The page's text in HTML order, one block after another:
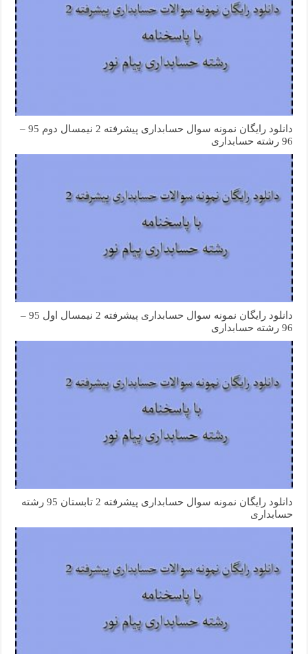
دانلود رایگان نمونه سوال حسابداری پیشرفته 2 نیمسال دوم 95 –
96 رشته حسابداری
دانلود رایگان نمونه سوال حسابداری پیشرفته 2 نیمسال اول 95 –
96 رشته حسابداری
دانلود رایگان نمونه سوال حسابداری پیشرفته 2 تابستان 95 رشته
حسابداری